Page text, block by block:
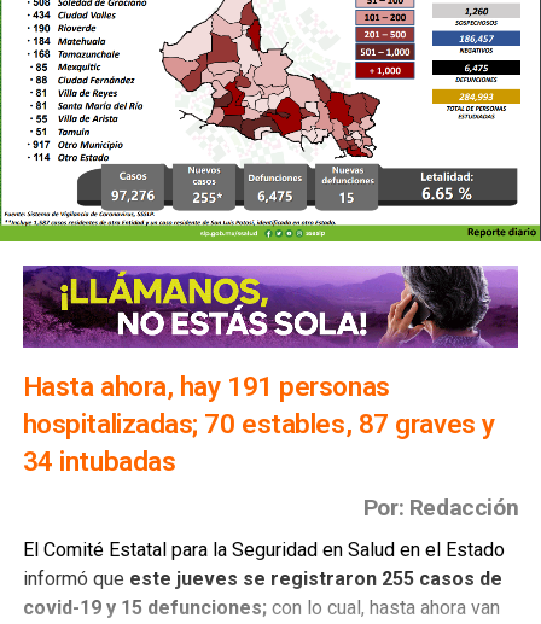
Hasta ahora, hay 191 personas
hospitalizadas; 70 estables, 87 graves y
34 intubadas
Por: Redacción
El Comité Estatal para la Seguridad en Salud en el Estado
informó que este jueves se registraron 255 casos de
covid-19 y 15 defunciones;con lo cual, hasta ahora van